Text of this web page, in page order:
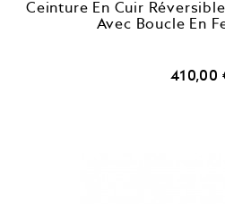
Ceinture En Cuir
Avec Boucle En
410,00